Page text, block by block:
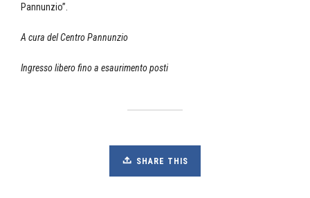
Pannunzio”.
A cura del Centro Pannunzio
Ingresso libero fino a esaurimento posti
SHARE THIS